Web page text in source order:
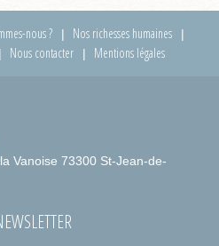
nous ?
Nos richesses humaines
Nous contacter Mentions légales
Vanoise 73300 St-Jean-de-